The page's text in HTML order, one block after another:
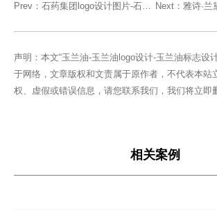
Prev： 石药集团logo设计图片-石药集团标志设 Next： 雅诗·兰黛-
声明：本文“玉兰油-玉兰油logo设计-玉兰油标志设
于网络，文章版权和文责属于原作者，不代表本站
权、虚假或错误信息，请您联系我们，我们将立即
相关案例